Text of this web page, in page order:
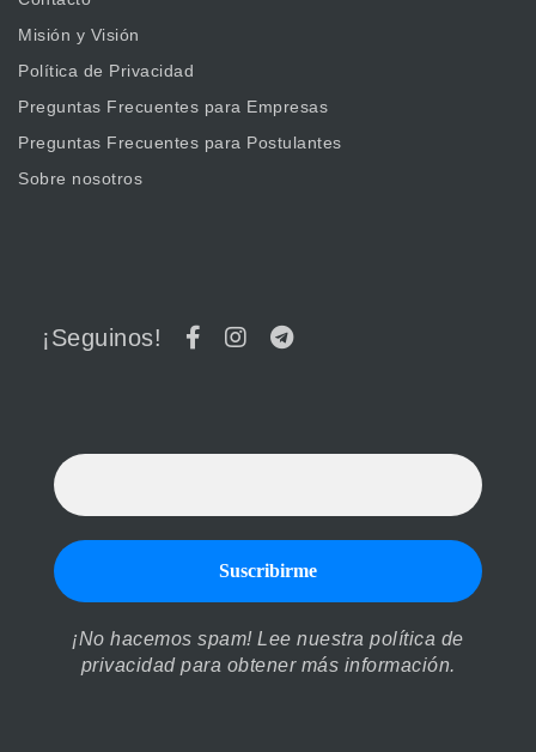
Misión y Visión
Política de Privacidad
Preguntas Frecuentes para Empresas
Preguntas Frecuentes para Postulantes
Sobre nosotros
¡Seguinos!
¡No hacemos spam! Lee nuestrapolítica de
privacidadpara obtener más información.